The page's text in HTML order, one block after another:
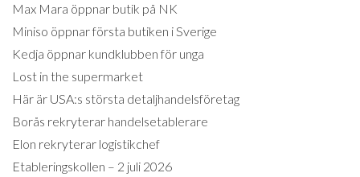
Max Mara öppnar butik på NK
Miniso öppnar första butiken i Sverige
Kedja öppnar kundklubben för unga
Lost in the supermarket
Här är USA:s största detaljhandelsföretag
Borås rekryterar handelsetablerare
Elon rekryterar logistikchef
Etableringskollen – 2 juli 2026